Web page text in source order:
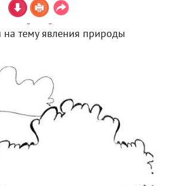
на тему явления природы